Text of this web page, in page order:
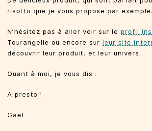
risotto que je vous propose par exemple.
N’hésitez pas à aller voir sur le profil
Tourangelle ou encore sur leur site
découvrir leur produit, et leur univers.
Quant à moi, je vous dis :
A presto !
Gaël